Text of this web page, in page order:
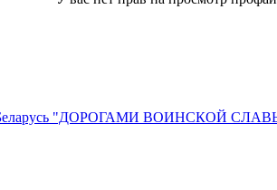
Беларусь "ДОРОГАМИ ВОИНСКОЙ